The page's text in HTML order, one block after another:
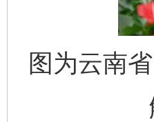
图为云南